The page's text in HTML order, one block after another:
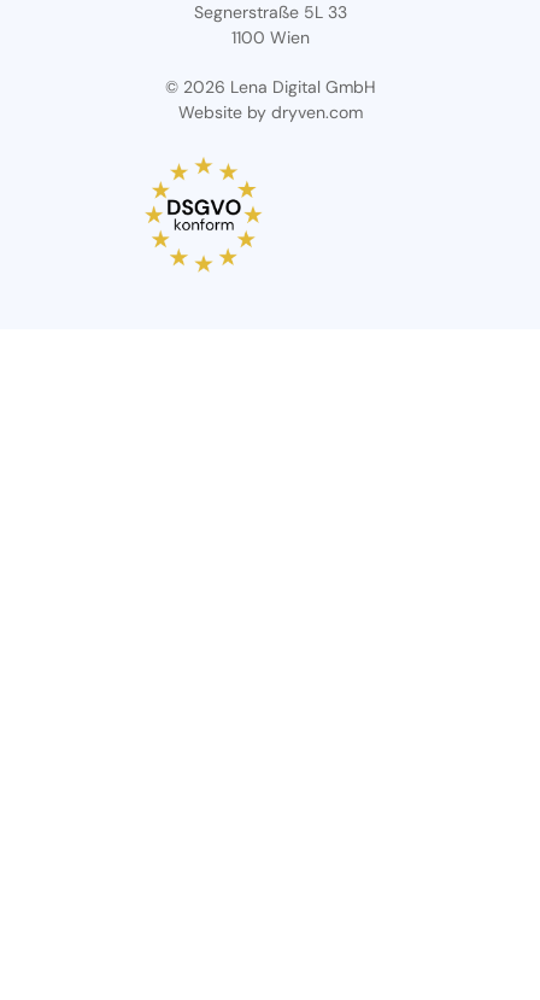
Segnerstraße 5L 33
1100 Wien
© 2026 Lena Digital GmbH
Website by dryven.com